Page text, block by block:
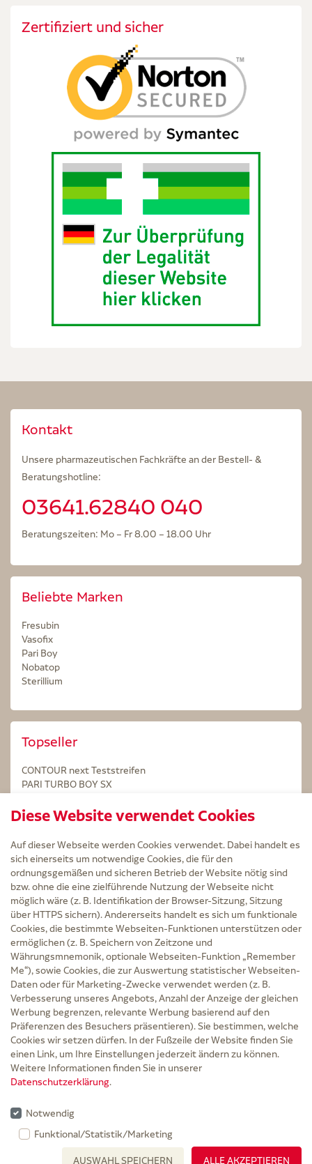
Zertifiziert und sicher
Kontakt
Unsere pharmazeutischen Fachkräfte an der Bestell- &
Beratungshotline:
03641.62840 040
Beratungszeiten: Mo – Fr 8.00 – 18.00 Uhr
Beliebte Marken
Fresubin
Vasofix
Pari Boy
Nobatop
Sterillium
Topseller
CONTOUR next Teststreifen
PARI TURBO BOY SX
Kintex Kinesiologie Tape blau
Service
Versand und Lieferzeit
Kontakt
FAQ
AGB
Cookie-Einstellungen
Datenschutz
Erklärung zur Barrierefreiheit
Widerruf
Impressum
Zu Risiken und Nebenwirkungen lesen Sie die Packungsbeilage und fragen Sie
Ihre Ärztin, Ihren Arzt oder in der Apotheke.
entfallen für Lieferungen innerhalb Deutschlands die Versandkosten.
Rabattgutscheine werden nicht auf die Versandkostenfreigrenze angerechnet,
gelten nicht für verschreibungspflichtige Medikamente und können nicht mit
Diese Website verwendet Cookies
Auf dieser Webseite werden Cookies verwendet. Dabei handelt es
sich einerseits um notwendige Cookies, die für den
ordnungsgemäßen und sicheren Betrieb der Website nötig sind
bzw. ohne die eine zielführende Nutzung der Webseite nicht
möglich wäre (z. B. Identifikation der Browser-Sitzung, Sitzung
über HTTPS sichern). Andererseits handelt es sich um funktionale
Cookies, die bestimmte Webseiten-Funktionen unterstützen oder
ermöglichen (z. B. Speichern von Zeitzone und
Währungsmnemonik, optionale Webseiten-Funktion „Remember
Me“), sowie Cookies, die zur Auswertung statistischer Webseiten-
Daten oder für Marketing-Zwecke verwendet werden (z. B.
Verbesserung unseres Angebots, Anzahl der Anzeige der gleichen
Werbung begrenzen, relevante Werbung basierend auf den
Präferenzen des Besuchers präsentieren). Sie bestimmen, welche
Cookies wir setzen dürfen. In der Fußzeile der Website finden Sie
einen Link, um Ihre Einstellungen jederzeit ändern zu können.
Weitere Informationen finden Sie in unserer
Datenschutzerklärung.
Notwendig
Funktional/Statistik/Marketing
AUSWAHL SPEICHERN ALLE AKZEPTIEREN